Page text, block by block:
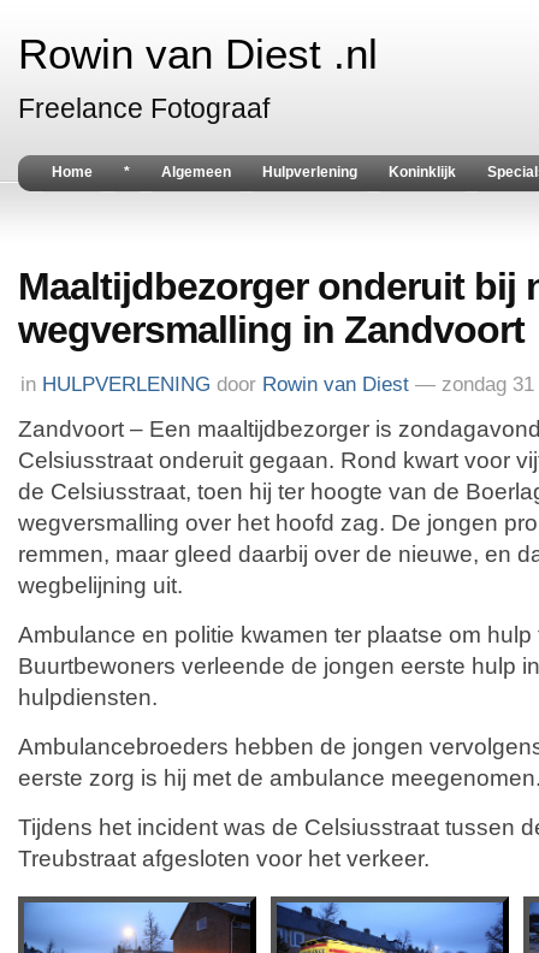
Rowin van Diest .nl
Freelance Fotograaf
Home * Algemeen Hulpverlening Koninklijk
Maaltijdbezorger onderuit bij
wegversmalling in Zandvoort
in HULPVERLENING door Rowin van Diest — zondag 31
Zandvoort – Een maaltijdbezorger is
Celsiusstraat onderuit gegaan. Rond kwart voor
de Celsiusstraat, toen hij ter hoogte van de
wegversmalling over het hoofd zag. De jongen
remmen, maar gleed daarbij over de nieuwe, en
wegbelijning uit.
Ambulance en politie kwamen ter plaatse om hulp
Buurtbewoners verleende de jongen eerste hulp
hulpdiensten.
Ambulancebroeders hebben de jongen
eerste zorg is hij met de ambulance
Tijdens het incident was de Celsiusstraat tussen
Treubstraat afgesloten voor het verkeer.